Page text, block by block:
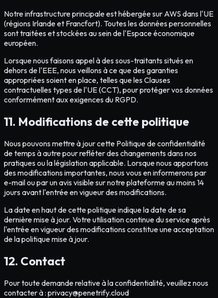
Notre infrastructure principale est hébergée sur AWS dans l'UE
(régions Irlande et Francfort). Toutes les données personnelles
sont traitées et stockées au sein de l'Espace économique
européen.
Lorsque nous faisons appel à des sous-traitants situés en
dehors de l'EEE, nous veillons à ce que des garanties
appropriées soient en place, telles que les Clauses
contractuelles types de l'UE (CCT), pour protéger vos données
conformément aux exigences du RGPD.
11. Modifications de cette politique
Nous pouvons mettre à jour cette Politique de confidentialité
de temps à autre pour refléter des changements dans nos
pratiques ou la législation applicable. Lorsque nous apportons
des modifications importantes, nous vous en informerons par
e-mail ou par un avis visible sur notre plateforme au moins 14
jours avant l'entrée en vigueur des modifications.
La date en haut de cette politique indique la date de sa
dernière mise à jour. Votre utilisation continue du service après
l'entrée en vigueur des modifications constitue une acceptation
de la politique mise à jour.
12. Contact
Pour toute demande relative à la confidentialité, veuillez nous
contacter à : privacy@penetrify.cloud